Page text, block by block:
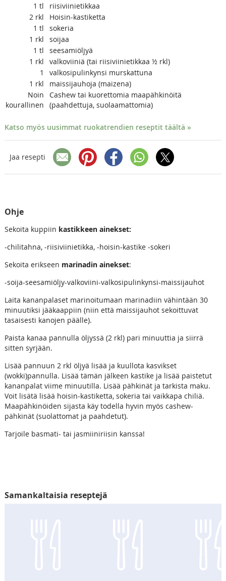
1 tl
riisiviinietikkaa
2 rkl
Hoisin-kastiketta
1 tl
sokeria
1 rkl
soijaa
1 tl
seesamiöljyä
1 rkl
valkoviiniä (tai riisiviinietikkaa ½ rkl)
1
valkosipulinkynsi murskattuna
1 rkl
maissijauhoja (maizena)
Noin
kourallinen
Cashew tai kuorettomia maapähkinöitä
(paahdettuja, suolaamattomia)
Katso myös uusimmat ruokatrendien reseptit täältä »
Jaa resepti
Ohje
Sekoita kuppiin kastikkeen ainekset:
-chilitahna, -riisiviinietikka, -hoisin-kastike -sokeri
Sekoita erikseen marinadin ainekset:
-soija-seesamiöljy-valkoviini-valkosipulinkynsi-maissijauhot
Laita kananpalaset marinoitumaan marinadiin vähintään 30
minuutiksi jääkaappiin (niin että maissijauhot sekoittuvat
tasaisesti kanojen päälle).
Paista kanaa pannulla öljyssä (2 rkl) pari minuuttia ja siirrä
sitten syrjään.
Lisää pannuun 2 rkl öljyä lisää ja kuullota kasvikset
(wokki)pannulla. Lisää tämän jälkeen kastike ja lisää paistetut
kananpalat viime minuutilla. Lisää pähkinät ja tarkista maku.
Voit lisätä lisää hoisin-kastiketta, sokeria tai vaikkapa chiliä.
Maapähkinöiden sijasta käy todella hyvin myös cashew-
pähkinät (suolattomat ja paahdetut).
Tarjoile basmati- tai jasmiiniriisin kanssa!
Samankaltaisia reseptejä